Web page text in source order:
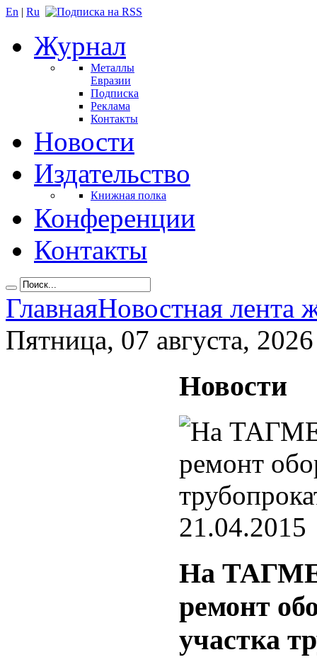
En | Ru
Журнал
Металлы
Евразии
Подписка
Реклама
Контакты
Новости
Издательство
Книжная полка
Конференции
Контакты
ГлавнаяНовостная лента
Пятница, 07 августа, 2026
Новости
21.04.2015
На
ремонт
участка